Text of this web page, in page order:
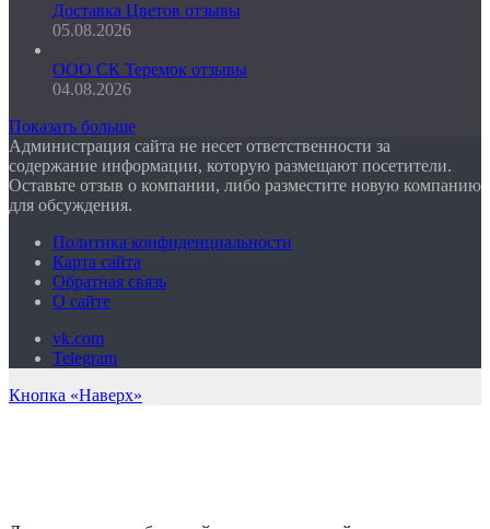
Доставка Цветов отзывы
05.08.2026
ООО СК Теремок отзывы
04.08.2026
Показать больше
Администрация сайта не несет ответственности за
содержание информации, которую размещают посетители.
Оставьте отзыв о компании, либо разместите новую компанию
для обсуждения.
Политика конфиденциальности
Карта сайта
Обратная связь
О сайте
vk.com
Telegram
Кнопка «Наверх»